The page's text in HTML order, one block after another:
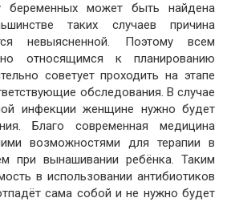
беременных может быть найдена
таких случаев причина
невыясненной. Поэтому всем
относящимся к планированию
советует проходить на этапе
обследования. В случае
инфекции женщине нужно будет
Благо современная медицина
возможностями для терапии в
при вынашивании ребёнка. Таким
в использовании антибиотиков
сама собой и не нужно будет